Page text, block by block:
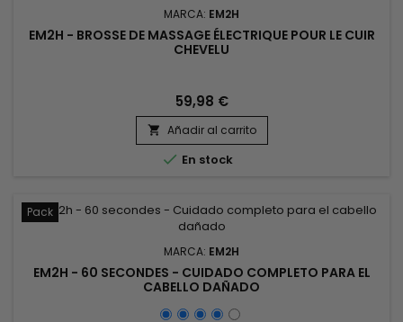
MARCA: EM2H
EM2H - BROSSE DE MASSAGE ÉLECTRIQUE POUR LE CUIR
CHEVELU
59,98 €
 Añadir al carrito
 En stock
Pack
MARCA: EM2H
EM2H - 60 SECONDES - CUIDADO COMPLETO PARA EL
CABELLO DAÑADO